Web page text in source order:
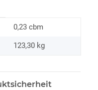
0,23 cbm
123,30 kg